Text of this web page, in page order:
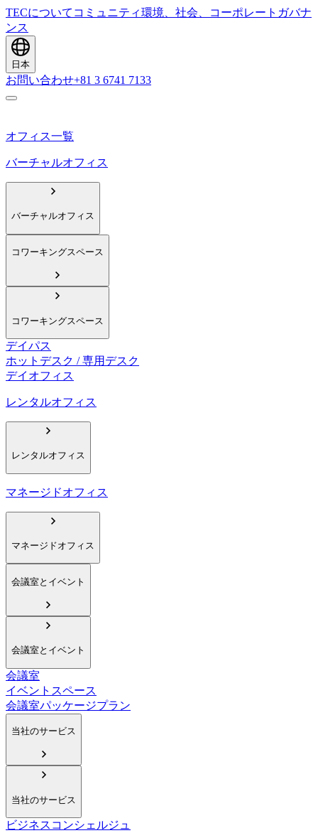
TECについて コミュニティ環境、社会、コーポレートガバナ
ンス
日本
お問い合わせ+81 3 6741 7133
オフィス一覧
バーチャルオフィス
バーチャルオフィス
コワーキングスペース
コワーキングスペース
デイパス
ホットデスク / 専用デスク
デイオフィス
レンタルオフィス
レンタルオフィス
マネージドオフィス
マネージドオフィス
会議室とイベント
会議室とイベント
会議室
イベントスペース
会議室パッケージプラン
当社のサービス
当社のサービス
ビジネスコンシェルジュ